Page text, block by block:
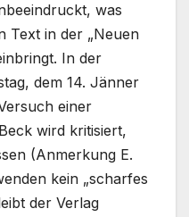
was
Text in der „Neuen
In der
dem 14. Jänner
einer
wird kritisiert,
(Anmerkung E.
kein „scharfes
der Verlag